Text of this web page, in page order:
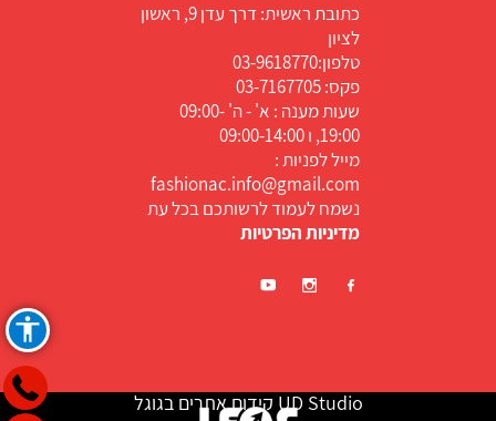
כתובת ראשית: דרך עדן 9, ראשון
לציון
טלפון:03-9618770
פקס: 03-7167705
שעות מענה : א' - ה' 09:00-
19:00, ו 09:00-14:00
מייל לפניות :
fashionac.info@gmail.com
נשמח לעמוד לרשותכם בכל עת
מדיניות הפרטיות
UD Studio קידום אתרים בגוגל